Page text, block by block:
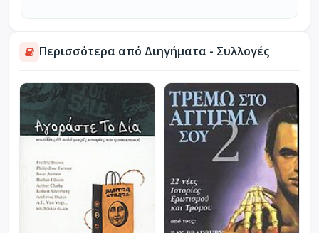
Περισσότερα από Διηγήματα - Συλλογές